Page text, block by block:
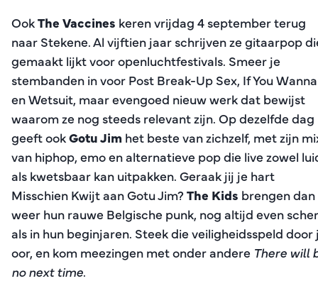
OokThe Vaccines keren vrijdag 4 september terug
naar Stekene. Al vijftien jaar schrijven ze gitaarpop
gemaakt lijkt voor openluchtfestivals. Smeer je
stembanden in voor Post Break-Up Sex, If You Wanna
en Wetsuit, maar evengoed nieuw werk dat bewijst
waarom ze nog steeds relevant zijn. Op dezelfde dag
geeft ookGotu Jim het beste van zichzelf, met zijn
van hiphop, emo en alternatieve pop die live zowel
als kwetsbaar kan uitpakken. Geraak jij je hart
Misschien Kwijt aan Gotu Jim?The Kids brengen dan
weer hun rauwe Belgische punk, nog altijd even
als in hun beginjaren. Steek die veiligheidsspeld door
oor, en kom meezingen met onder andere There will
no next time.